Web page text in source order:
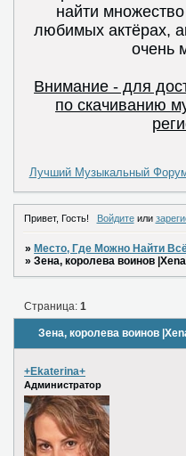
найти
любимых актёрах,
очень
Внимание - для
по скачиванию
Лучший Музыкальный
Привет, Гость! Войдитеили
»Место, Где Можно Найти
»Зена, королева воинов
Зена, королева воинов
Страница:1
+Ekaterina+
Администратор